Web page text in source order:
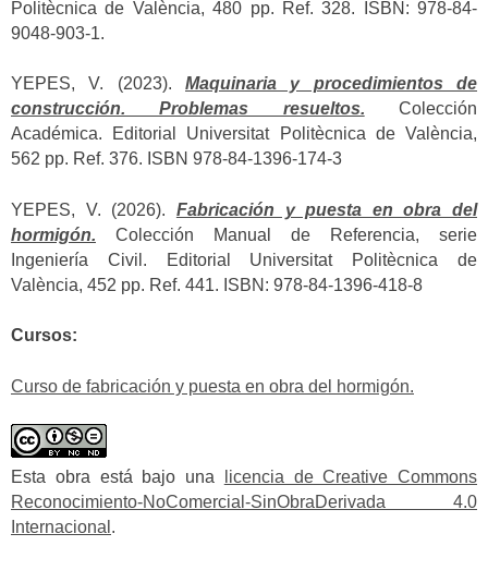
Politècnica de València, 480 pp. Ref. 328. ISBN: 978-84-
9048-903-1.
YEPES, V. (2023). Maquinaria y procedimientos de
construcción. Problemas resueltos. Colección
Académica. Editorial Universitat Politècnica de València,
562 pp. Ref. 376. ISBN 978-84-1396-174-3
YEPES, V. (2026). Fabricación y puesta en obra del
hormigón. Colección Manual de Referencia, serie
Ingeniería Civil. Editorial Universitat Politècnica de
València, 452 pp. Ref. 441. ISBN: 978-84-1396-418-8
Cursos:
Curso de fabricación y puesta en obra del hormigón.
Esta obra está bajo una
licencia de Creative Commons
Reconocimiento-NoComercial-SinObraDerivada 4.0
Internacional .